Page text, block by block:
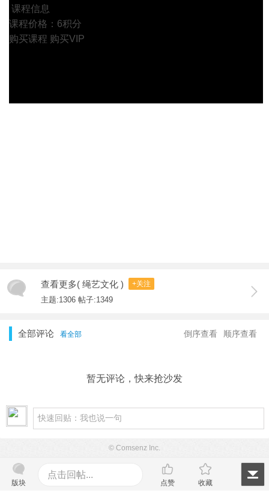
课程信息
课程价格：6积分
购买课程 购买VIP
查看更多( 绳艺文化 ) +关注
主题:1306 帖子:1349
全部评论 看全部 顺序查看
倒序查看
暂无评论，快来抢沙发
版块
点击回帖...
点赞 收藏
© Comsenz Inc.